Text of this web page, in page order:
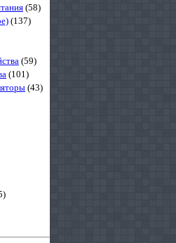
(58)
(137)
(59)
(101)
(43)